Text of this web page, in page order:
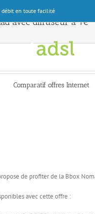
en toute facilité
Comparatif offres Internet
avec diffuseur à 1€
de profiter de la Bbox
avec cette offre :